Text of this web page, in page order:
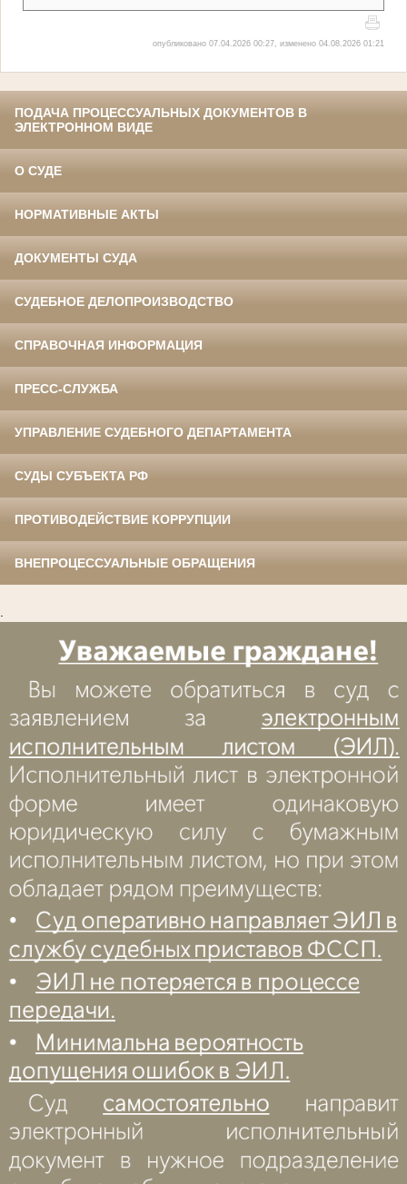
опубликовано 07.04.2026 00:27, изменено 04.08.2026 01:21
ПОДАЧА ПРОЦЕССУАЛЬНЫХ ДОКУМЕНТОВ В
ЭЛЕКТРОННОМ ВИДЕ
О СУДЕ
НОРМАТИВНЫЕ АКТЫ
ДОКУМЕНТЫ СУДА
СУДЕБНОЕ ДЕЛОПРОИЗВОДСТВО
СПРАВОЧНАЯ ИНФОРМАЦИЯ
ПРЕСС-СЛУЖБА
УПРАВЛЕНИЕ СУДЕБНОГО ДЕПАРТАМЕНТА
СУДЫ СУБЪЕКТА РФ
ПРОТИВОДЕЙСТВИЕ КОРРУПЦИИ
ВНЕПРОЦЕССУАЛЬНЫЕ ОБРАЩЕНИЯ